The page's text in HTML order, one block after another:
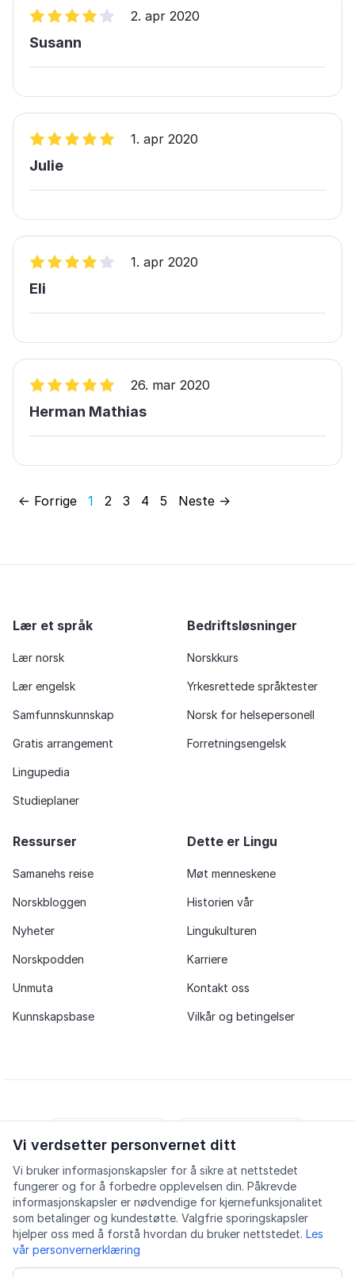
2. apr 2020
Susann
1. apr 2020
Julie
1. apr 2020
Eli
26. mar 2020
Herman Mathias
← Forrige 1 2 3 4 5 Neste →
Vi verdsetter personvernet ditt
Vi bruker informasjonskapsler for å sikre at nettstedet
fungerer og for å forbedre opplevelsen din. Påkrevde
informasjonskapsler er nødvendige for kjernefunksjonalitet
som betalinger og kundestøtte. Valgfrie sporingskapsler
hjelper oss med å forstå hvordan du bruker nettstedet. Les
vår personvernerklæring
Lær et språk
Lær norsk
Lær engelsk
Samfunnskunnskap
Gratis arrangement
Lingupedia
Studieplaner
Bedriftsløsninger
Norskkurs
Yrkesrettede språktester
Norsk for helsepersonell
Forretningsengelsk
Ressurser
Samanehs reise
Norskbloggen
Nyheter
Norskpodden
Unmuta
Kunnskapsbase
Dette er Lingu
Møt menneskene
Historien vår
Lingukulturen
Karriere
Kontakt oss
Vilkår og betingelser
iOS app
FacebookInstagram
YoutubeLinkedIn